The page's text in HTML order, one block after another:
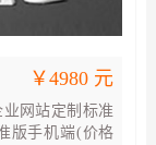
￥4980 元
网站定制标准
版手机端(价格